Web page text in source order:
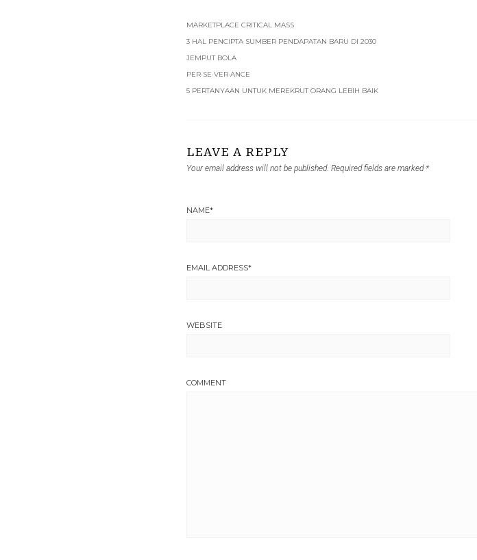
MARKETPLACE CRITICAL MASS
3 HAL PENCIPTA SUMBER PENDAPATAN BARU DI 2030
JEMPUT BOLA
PER·SE·VER·ANCE
5 PERTANYAAN UNTUK MEREKRUT ORANG LEBIH BAIK
LEAVE A REPLY
Your email address will not be published. Required fields are marked *
NAME*
EMAIL ADDRESS*
WEBSITE
COMMENT